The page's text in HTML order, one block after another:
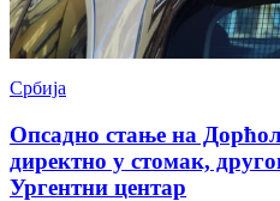
Србија
Опсадно стање на
директно у стомак,
Ургентни центар